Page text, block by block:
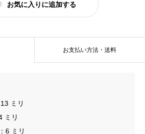
お気に入りに追加する
お支払い方法・送料
ミリ
ミリ
6 ミリ